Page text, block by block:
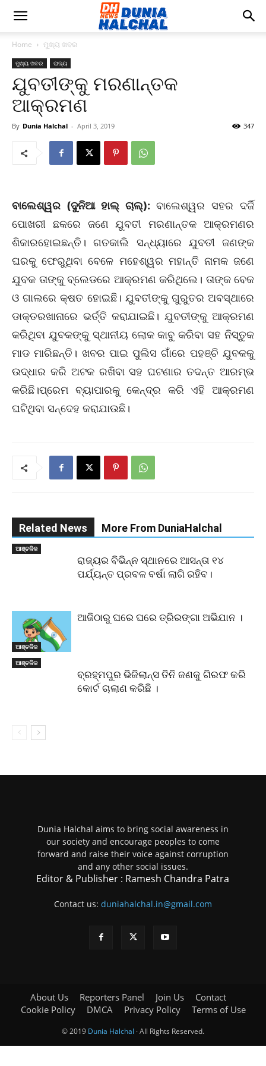
Home ମୁଖ୍ୟ ଖବର
ମୁଖ୍ୟ ଖବର ରାଜ୍ୟ
ଯୁବତୀଙ୍କୁ ମରଣାନ୍ତକ
ଆକ୍ରମଣ
By Dunia Halchal - April 3, 2019 347
ବାଲେଶ୍ୱର (ଦୁନିଆ ହାଲ୍ ଚାଲ୍): ବାଲେଶ୍ୱର ସହର ଦର୍ଜି
ପୋଖରୀ ଛକରେ ଜଣେ ଯୁବତୀ ମରଣାନ୍ତକ ଆକ୍ରମଣର
ଶିକାରହୋଇଛନ୍ତି। ଗତକାଲି ସନ୍ଧ୍ୟାରେ ଯୁବତୀ ଜଣଙ୍କ
ଘରକୁ ଫେରୁଥିବା ବେଳେ ମହେଶ୍ୱର ମହାନ୍ତି ନାମକ ଜଣେ
ଯୁବକ ତାଙ୍କୁ ବ୍ଲେଡରେ ଆକ୍ରମଣ କରିଥିଲେ। ତାଙ୍କ ବେକ
ଓ ଗାଲରେ କ୍ଷତ ହୋଇଛି। ଯୁବତୀଙ୍କୁ ଗୁରୁତର ଅବସ୍ଥାରେ
ଡାକ୍ତରଖାନାରେ ଭର୍ତ୍ତି କରାଯାଇଛି। ଯୁବତୀଙ୍କୁ ଆକ୍ରମଣ
କରିଥିବା ଯୁବକଙ୍କୁ ସ୍ଥାନୀୟ ଲୋକ କାବୁ କରିବା ସହ ନିସ୍ତୁକ
ମାଡ ମାରିଛନ୍ତି। ଖବର ପାଇ ପୁଲିସ ଗାଁରେ ପହଞ୍ଚି ଯୁବକକୁ
ଉଦ୍ଧାର କରି ଅଟକ ରଖିବା ସହ ଘଟଣାର ତଦନ୍ତ ଆରମ୍ଭ
କରିଛି।ପ୍ରେମ ବ୍ୟାପାରକୁ କେନ୍ଦ୍ର କରି ଏହି ଆକ୍ରମଣ
ଘଟିଥିବା ସନ୍ଦେହ କରାଯାଉଛି।
Related News More From DuniaHalchal
ଆଞ୍ଚଳିକ
ରାଜ୍ୟର ବିଭିନ୍ନ ସ୍ଥାନରେ ଆସନ୍ତା ୧୪
ପର୍ଯ୍ୟନ୍ତ ପ୍ରବଳ ବର୍ଷା ଲାଗି ରହିବ।
ଆଞ୍ଚଳିକ
ଆଜିଠାରୁ ଘରେ ଘରେ ତ୍ରିରଙ୍ଗା ଅଭିଯାନ ।
ଆଞ୍ଚଳିକ
ବ୍ରହ୍ମପୁର ଭିଜିଲାନ୍ସ ତିନି ଜଣକୁ ଗିରଫ କରି
କୋର୍ଟ ଚାଲାଣ କରିଛି ।
Dunia Halchal aims to bring social awareness in
our society and encourage peoples to come
forward and raise their voice against corruption
and any other social issues.
Editor & Publisher : Ramesh Chandra Patra
Contact us: duniahalchal.in@gmail.com
About Us Reporters Panel Join Us
Contact
Cookie Policy
DMCA Privacy Policy Terms of Use
© 2019 Dunia Halchal · All Rights Reserved.